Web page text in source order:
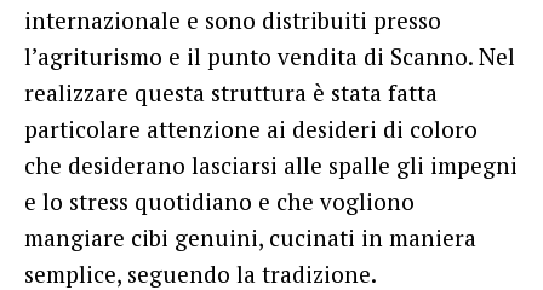
internazionale e sono distribuiti presso
l’agriturismo e il punto vendita di Scanno. Nel
realizzare questa struttura è stata fatta
particolare attenzione ai desideri di coloro
che desiderano lasciarsi alle spalle gli impegni
e lo stress quotidiano e che vogliono
mangiare cibi genuini, cucinati in maniera
semplice, seguendo la tradizione.